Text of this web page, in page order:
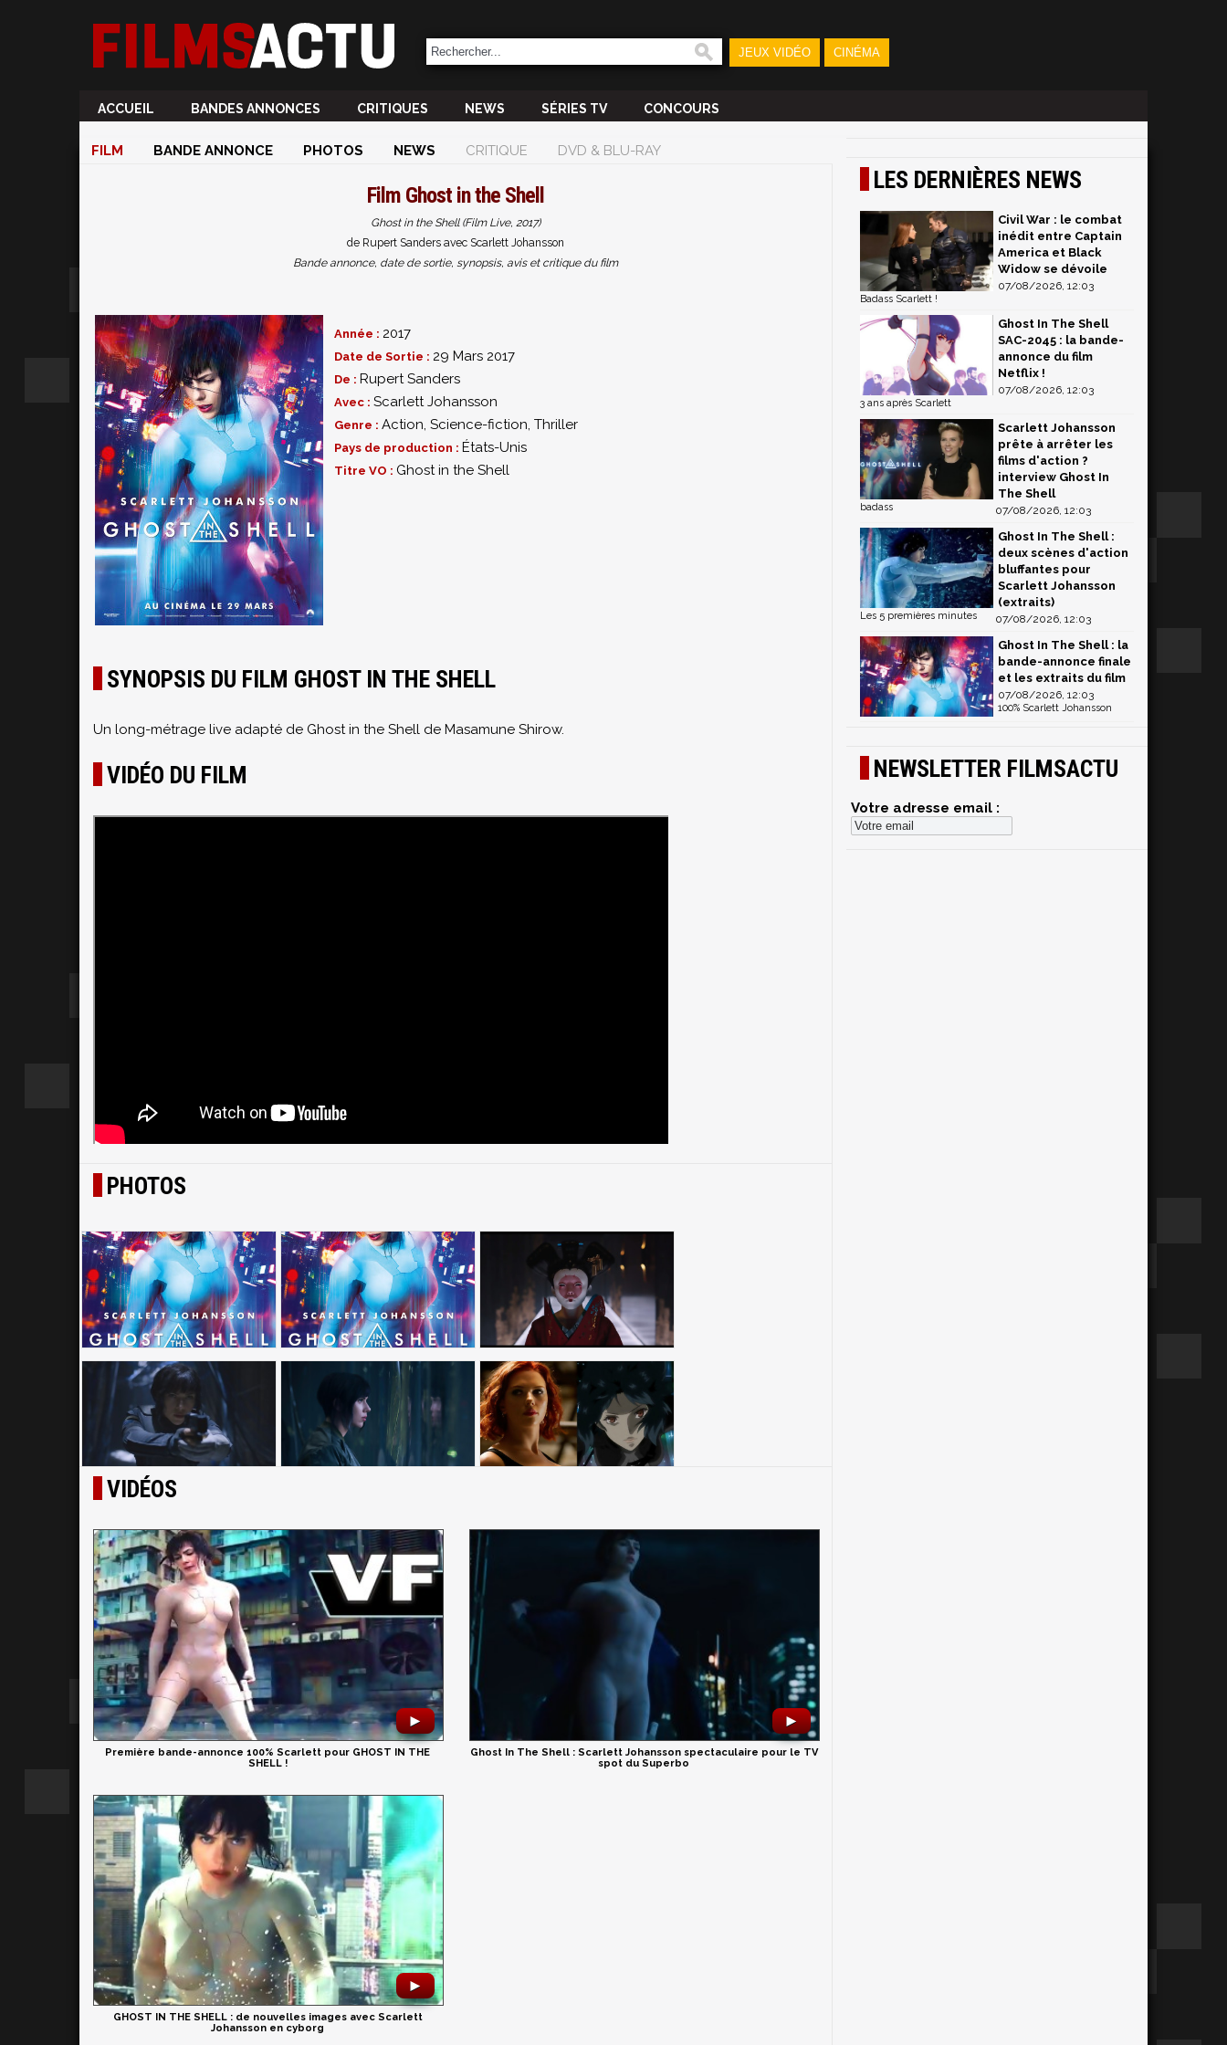
JEUX VIDÉO CINÉMA
ACCUEIL BANDES ANNONCES CRITIQUES NEWS SÉRIES TV CONCOURS
FILM BANDE ANNONCE PHOTOS NEWS CRITIQUE DVD & BLU-RAY
Film Ghost in the Shell
Ghost in the Shell (Film Live, 2017)
de Rupert Sanders avec Scarlett Johansson
Bande annonce, date de sortie, synopsis, avis et critique du film
Année : 2017
Date de Sortie : 29 Mars 2017
De : Rupert Sanders
Avec : Scarlett Johansson
Genre : Action, Science-fiction, Thriller
Pays de production : États-Unis
Titre VO : Ghost in the Shell
SYNOPSIS DU FILM GHOST IN THE SHELL
Un long-métrage live adapté de Ghost in the Shell de Masamune Shirow.
VIDÉO DU FILM
PHOTOS
VIDÉOS
►
Première bande-annonce 100% Scarlett pour GHOST IN THE
SHELL !
►
Ghost In The Shell : Scarlett Johansson spectaculaire pour le TV
spot du Superbo
►
GHOST IN THE SHELL : de nouvelles images avec Scarlett
Johansson en cyborg
LES DERNIÈRES NEWS
Civil War : le combat
inédit entre Captain
America et Black
Widow se dévoile
07/08/2026, 12:03
Badass Scarlett !
Ghost In The Shell
SAC-2045 : la bande-
annonce du film
Netflix !
07/08/2026, 12:03
3 ans après Scarlett
Scarlett Johansson
prête à arrêter les
films d'action ?
interview Ghost In
The Shell
07/08/2026, 12:03
badass
Ghost In The Shell :
deux scènes d'action
bluffantes pour
Scarlett Johansson
(extraits)
07/08/2026, 12:03
Les 5 premières minutes
Ghost In The Shell : la
bande-annonce finale
et les extraits du film
07/08/2026, 12:03
100% Scarlett Johansson
NEWSLETTER FILMSACTU
Votre adresse email :